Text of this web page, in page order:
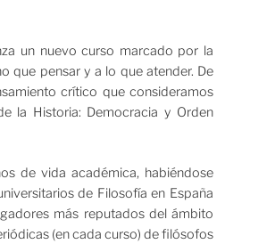
un nuevo curso marcado por la
que pensar y a lo que atender. De
crítico que consideramos
la Historia: Democracia y Orden
de vida académica, habiéndose
de Filosofía en España
más reputados del ámbito
(en cada curso) de filósofos